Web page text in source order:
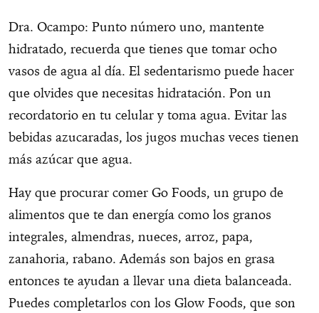
Dra. Ocampo: Punto número uno, mantente
hidratado, recuerda que tienes que tomar ocho
vasos de agua al día. El sedentarismo puede hacer
que olvides que necesitas hidratación. Pon un
recordatorio en tu celular y toma agua. Evitar las
bebidas azucaradas, los jugos muchas veces tienen
más azúcar que agua.
Hay que procurar comer Go Foods, un grupo de
alimentos que te dan energía como los granos
integrales, almendras, nueces, arroz, papa,
zanahoria, rabano. Además son bajos en grasa
entonces te ayudan a llevar una dieta balanceada.
Puedes completarlos con los Glow Foods, que son